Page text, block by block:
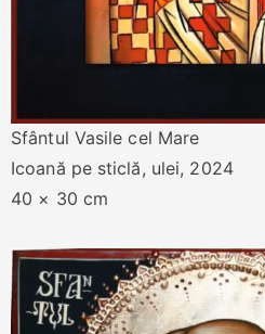
Sfântul Vasile cel Mare
Icoană pe sticlă, ulei, 2024
40 × 30 cm